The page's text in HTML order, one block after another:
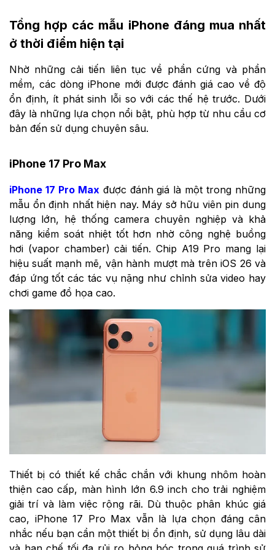
Tổng hợp các mẫu iPhone đáng mua nhất
ở thời điểm hiện tại
Nhờ những cải tiến liên tục về phần cứng và phần
mềm, các dòng iPhone mới được đánh giá cao về độ
ổn định, ít phát sinh lỗi so với các thế hệ trước. Dưới
đây là những lựa chọn nổi bật, phù hợp từ nhu cầu cơ
bản đến sử dụng chuyên sâu.
iPhone 17 Pro Max
iPhone 17 Pro Maxđược đánh giá là một trong những
mẫu ổn định nhất hiện nay. Máy sở hữu viên pin dung
lượng lớn, hệ thống camera chuyên nghiệp và khả
năng kiểm soát nhiệt tốt hơn nhờ công nghệ buồng
hơi (vapor chamber) cải tiến. Chip A19 Pro mang lại
hiệu suất mạnh mẽ, vận hành mượt mà trên iOS 26 và
đáp ứng tốt các tác vụ nặng như chỉnh sửa video hay
chơi game đồ họa cao.
Thiết bị có thiết kế chắc chắn với khung nhôm hoàn
thiện cao cấp, màn hình lớn 6.9 inch cho trải nghiệm
giải trí và làm việc rộng rãi. Dù thuộc phân khúc giá
cao, iPhone 17 Pro Max vẫn là lựa chọn đáng cân
nhắc nếu bạn cần một thiết bị ổn định, sử dụng lâu dài